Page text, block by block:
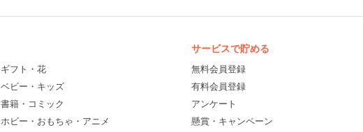
ギフト・花
ベビー・キッズ
書籍・コミック
ホビー・おもちゃ・アニメ
サービスで貯める
無料会員登録
有料会員登録
アンケート
懸賞・キャンペーン